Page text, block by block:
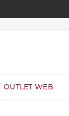
OUTLET WEB